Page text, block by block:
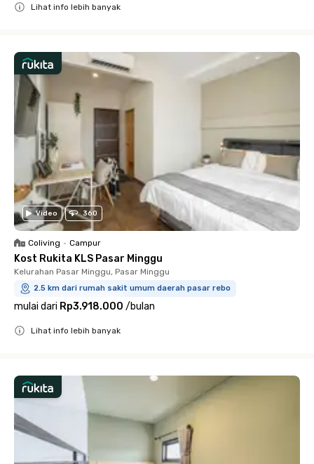
Lihat info lebih banyak
Video 360
Coliving • Campur
Kost Rukita KLS Pasar Minggu
Kelurahan Pasar Minggu, Pasar Minggu
2.5 km dari rumah sakit umum daerah pasar rebo
mulai dari Rp3.918.000 /bulan
Lihat info lebih banyak